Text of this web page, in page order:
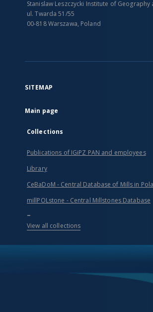
Stanislaw Leszczycki Institute of
ul. Twarda 51/55
00-818 Warszawa, Poland
SITEMAP
Main page
Collections
Publications of IGiPZ PAN and employees
Library
CeBaDoM - Central Database of Mills in
millPOLstone - Central Millstones Database
...
View all collections